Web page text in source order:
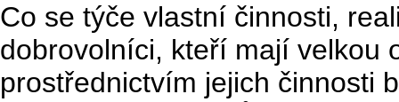
Co se týče vlastní činnosti,
dobrovolníci, kteří mají velkou
prostřednictvím jejich činnosti